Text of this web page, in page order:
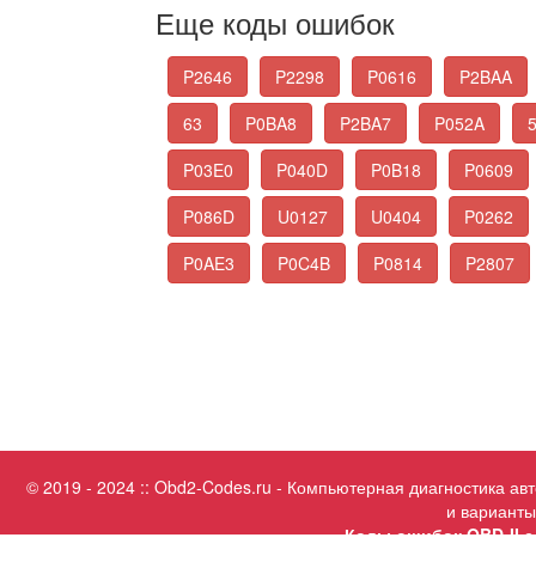
Еще коды ошибок
P2646 P2298 P0616
P2BAA
63
P0BA8 P2BA7 P052A
P03E0
P040D P0B18
P0609
P086D
U0127 U0404
P0262
P0AE3
P0C4B P0814 P2807
© 2019 - 2024 :: Obd2-Codes.ru - Компьютерная диагностика
и
Коды ошибок OBD-II